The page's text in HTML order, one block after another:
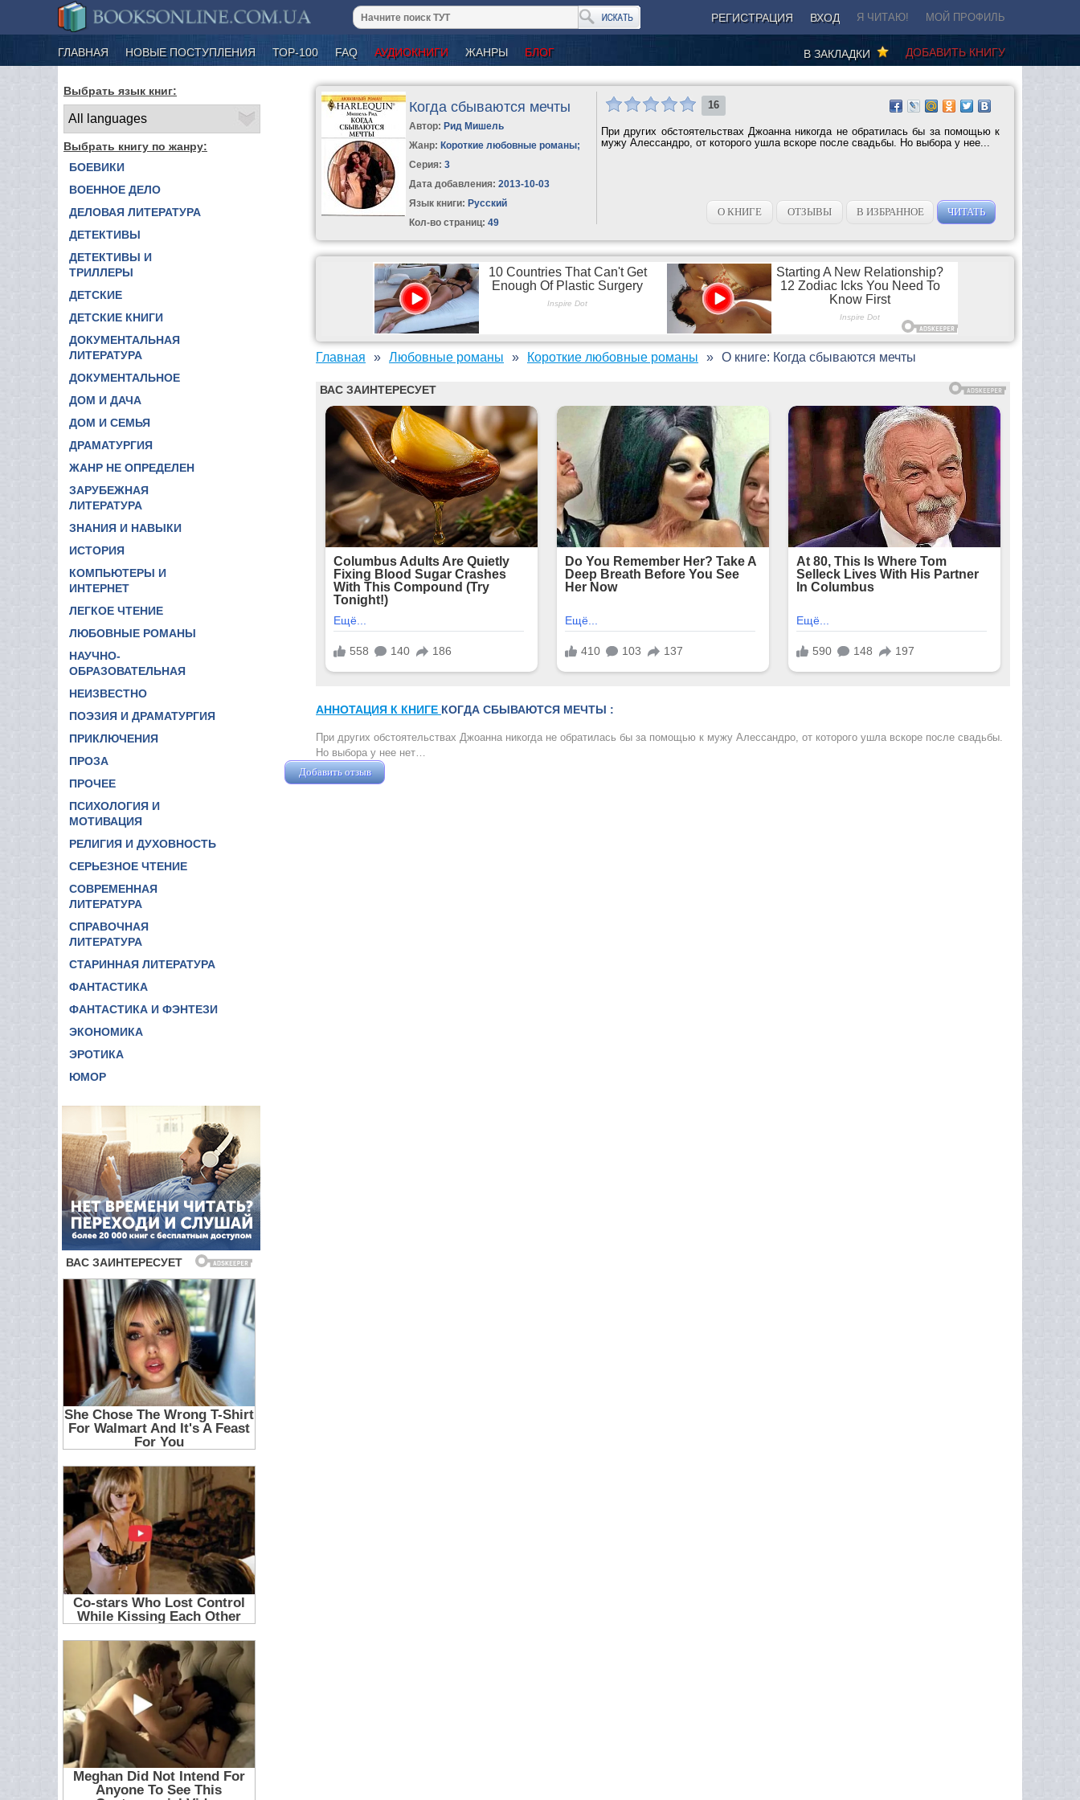
РЕГИСТРАЦИЯ ВХОД Я ЧИТАЮ! МОЙ ПРОФИЛЬ
ГЛАВНАЯ НОВЫЕ ПОСТУПЛЕНИЯ ТОР-100 FAQ АУДИОКНИГИ ЖАНРЫ БЛОГ ДОБАВИТЬ КНИГУ
В ЗАКЛАДКИ
Выбрать язык книг:
Выбрать книгу по жанру:
БОЕВИКИ
ВОЕННОЕ ДЕЛО
ДЕЛОВАЯ ЛИТЕРАТУРА
ДЕТЕКТИВЫ
ДЕТЕКТИВЫ И
ТРИЛЛЕРЫ
ДЕТСКИЕ
ДЕТСКИЕ КНИГИ
ДОКУМЕНТАЛЬНАЯ
ЛИТЕРАТУРА
ДОКУМЕНТАЛЬНОЕ
ДОМ И ДАЧА
ДОМ И СЕМЬЯ
ДРАМАТУРГИЯ
ЖАНР НЕ ОПРЕДЕЛЕН
ЗАРУБЕЖНАЯ
ЛИТЕРАТУРА
ЗНАНИЯ И НАВЫКИ
ИСТОРИЯ
КОМПЬЮТЕРЫ И
ИНТЕРНЕТ
ЛЕГКОЕ ЧТЕНИЕ
ЛЮБОВНЫЕ РОМАНЫ
НАУЧНО-
ОБРАЗОВАТЕЛЬНАЯ
НЕИЗВЕСТНО
ПОЭЗИЯ И ДРАМАТУРГИЯ
ПРИКЛЮЧЕНИЯ
ПРОЗА
ПРОЧЕЕ
ПСИХОЛОГИЯ И
МОТИВАЦИЯ
РЕЛИГИЯ И ДУХОВНОСТЬ
СЕРЬЕЗНОЕ ЧТЕНИЕ
СОВРЕМЕННАЯ
ЛИТЕРАТУРА
СПРАВОЧНАЯ
ЛИТЕРАТУРА
СТАРИННАЯ ЛИТЕРАТУРА
ФАНТАСТИКА
ФАНТАСТИКА И ФЭНТЕЗИ
ЭКОНОМИКА
ЭРОТИКА
ЮМОР
Когда сбываются мечты
Автор: Рид Мишель
Жанр: Короткие любовные романы;
Серия:3
Дата добавления: 2013-10-03
Язык книги: Русский
Кол-во страниц: 49
16
При других обстоятельствах Джоанна никогда не обратилась бы за помощью к
мужу Алессандро, от которого ушла вскоре после свадьбы. Но выбора у нее...
О КНИГЕ ОТЗЫВЫ В ИЗБРАННОЕ ЧИТАТЬ
Главная Любовные романы Короткие любовные романы О книге: Когда сбываются мечты
АННОТАЦИЯ К КНИГЕ КОГДА СБЫВАЮТСЯ МЕЧТЫ :
При других обстоятельствах Джоанна никогда не обратилась бы за помощью к мужу Алессандро, от которого ушла вскоре после свадьбы.
Но выбора у нее нет…
Добавить отзыв